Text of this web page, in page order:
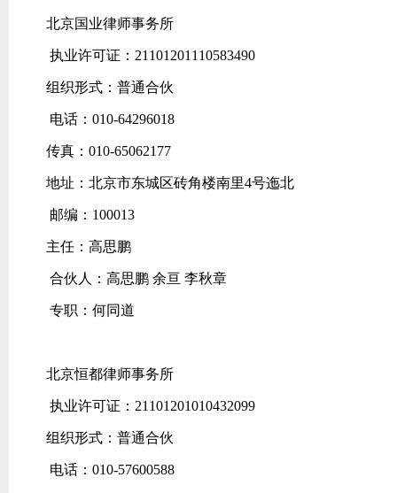
北京国业律师事务所
执业许可证：21101201110583490
组织形式：普通合伙
电话：010-64296018
传真：010-65062177
地址：北京市东城区砖角楼南里4号迤北
邮编：100013
主任：高思鹏
合伙人：高思鹏 余亘 李秋章
专职：何同道
北京恒都律师事务所
执业许可证：21101201010432099
组织形式：普通合伙
电话：010-57600588